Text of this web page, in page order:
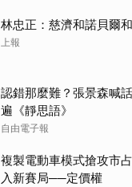
林忠正：慈濟和諾貝爾
上報
認錯那麼難？張景森喊
遍《靜思語》
自由電子報
複製電動車模式搶攻市
入新賽局──定價權